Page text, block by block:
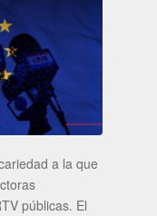
a la que
públicas. El